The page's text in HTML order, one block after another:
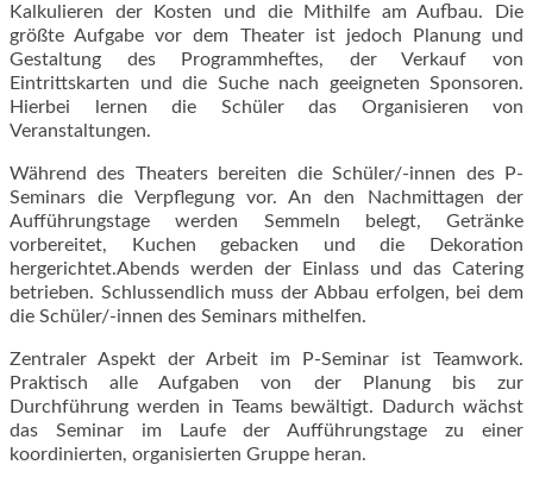
Kalkulieren der Kosten und die Mithilfe am Aufbau. Die
größte Aufgabe vor dem Theater ist jedoch Planung und
Gestaltung des Programmheftes, der Verkauf von
Eintrittskarten und die Suche nach geeigneten Sponsoren.
Hierbei lernen die Schüler das Organisieren von
Veranstaltungen.
Während des Theaters bereiten die Schüler/-innen des P-
Seminars die Verpflegung vor. An den Nachmittagen der
Aufführungstage werden Semmeln belegt, Getränke
vorbereitet, Kuchen gebacken und die Dekoration
hergerichtet.Abends werden der Einlass und das Catering
betrieben. Schlussendlich muss der Abbau erfolgen, bei dem
die Schüler/-innen des Seminars mithelfen.
Zentraler Aspekt der Arbeit im P-Seminar ist Teamwork.
Praktisch alle Aufgaben von der Planung bis zur
Durchführung werden in Teams bewältigt. Dadurch wächst
das Seminar im Laufe der Aufführungstage zu einer
koordinierten, organisierten Gruppe heran.